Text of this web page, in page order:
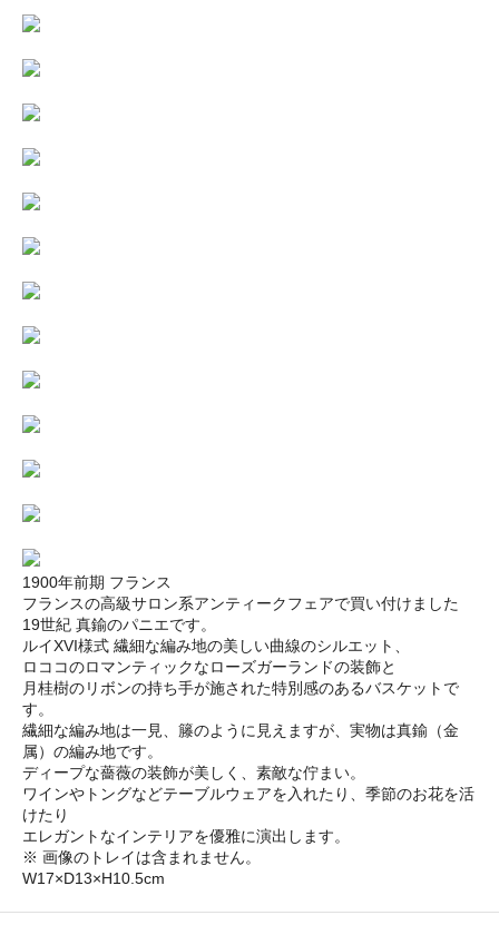
1900年前期 フランス
フランスの高級サロン系アンティークフェアで買い付けました
19世紀 真鍮のパニエです。
ルイXVI様式 繊細な編み地の美しい曲線のシルエット、
ロココのロマンティックなローズガーランドの装飾と
月桂樹のリボンの持ち手が施された特別感のあるバスケットで
す。
繊細な編み地は一見、籐のように見えますが、実物は真鍮（金
属）の編み地です。
ディープな薔薇の装飾が美しく、素敵な佇まい。
ワインやトングなどテーブルウェアを入れたり、季節のお花を活
けたり
エレガントなインテリアを優雅に演出します。
※ 画像のトレイは含まれません。
W17×D13×H10.5cm